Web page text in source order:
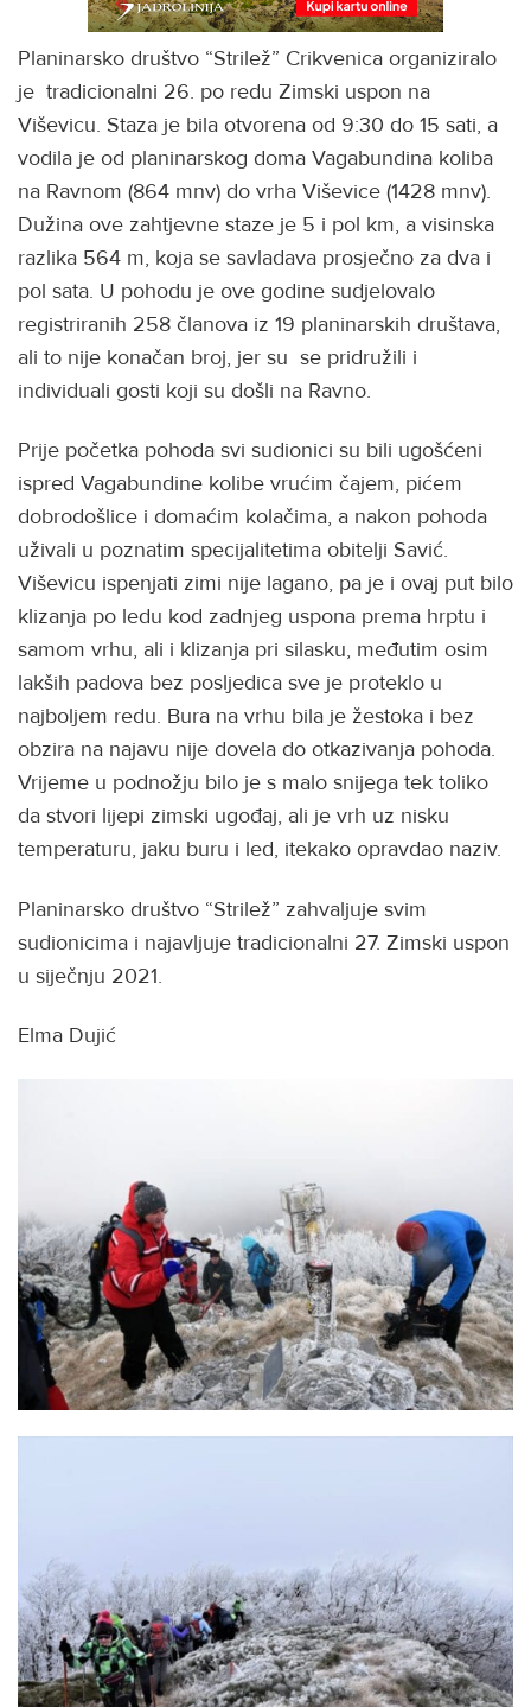
Planinarsko društvo “Strilež” Crikvenica organiziralo
je tradicionalni 26. po redu Zimski uspon na
Viševicu. Staza je bila otvorena od 9:30 do 15 sati, a
vodila je od planinarskog doma Vagabundina koliba
na Ravnom (864 mnv) do vrha Viševice (1428 mnv).
Dužina ove zahtjevne staze je 5 i pol km, a visinska
razlika 564 m, koja se savladava prosječno za dva i
pol sata. U pohodu je ove godine sudjelovalo
registriranih 258 članova iz 19 planinarskih društava,
ali to nije konačan broj, jer su se pridružili i
individuali gosti koji su došli na Ravno.
Prije početka pohoda svi sudionici su bili ugošćeni
ispred Vagabundine kolibe vrućim čajem, pićem
dobrodošlice i domaćim kolačima, a nakon pohoda
uživali u poznatim specijalitetima obitelji Savić.
Viševicu ispenjati zimi nije lagano, pa je i ovaj put bilo
klizanja po ledu kod zadnjeg uspona prema hrptu i
samom vrhu, ali i klizanja pri silasku, međutim osim
lakših padova bez posljedica sve je proteklo u
najboljem redu. Bura na vrhu bila je žestoka i bez
obzira na najavu nije dovela do otkazivanja pohoda.
Vrijeme u podnožju bilo je s malo snijega tek toliko
da stvori lijepi zimski ugođaj, ali je vrh uz nisku
temperaturu, jaku buru i led, itekako opravdao naziv.
Planinarsko društvo “Strilež” zahvaljuje svim
sudionicima i najavljuje tradicionalni 27. Zimski uspon
u siječnju 2021.
Elma Dujić